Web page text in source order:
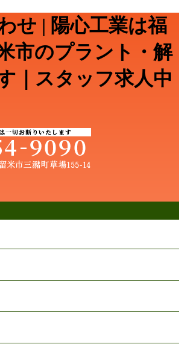
せ | 陽心工業は福
市のプラント・解
｜スタッフ求人中